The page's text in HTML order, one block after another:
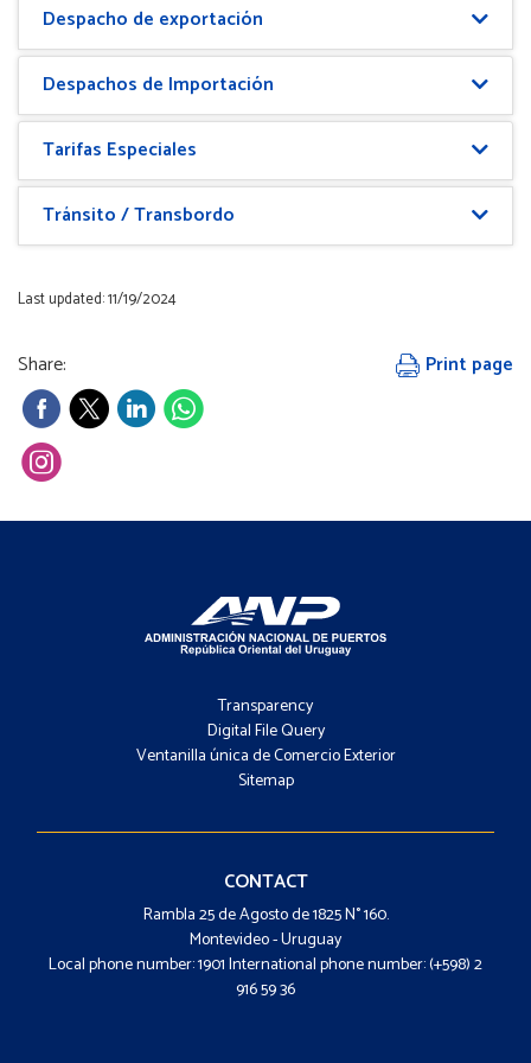
Despacho de exportación
Despachos de Importación
Tarifas Especiales
Tránsito / Transbordo
Last updated: 11/19/2024
Share: Print page
-
Menú
Transparency
Digital File Query
Ventanilla única de Comercio Exterior
Sitemap
-
Contacto
CONTACT
Rambla 25 de Agosto de 1825 N° 160.
Montevideo - Uruguay
Local phone number: 1901 International phone number: (+598) 2
916 59 36